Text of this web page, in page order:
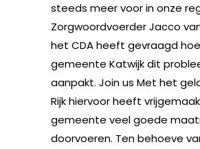
steeds meer voor in onze
Zorgwoordvoerder Jacco
het CDA heeft gevraagd
gemeente Katwijk dit
aanpakt. Join us Met het
Rijk hiervoor heeft
gemeente veel goede
doorvoeren. Ten behoeve